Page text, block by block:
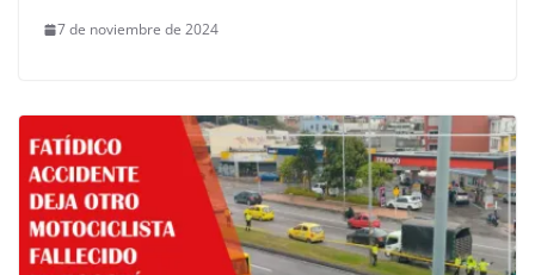
7 de noviembre de 2024